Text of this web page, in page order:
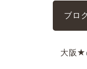
ブロ
大阪★